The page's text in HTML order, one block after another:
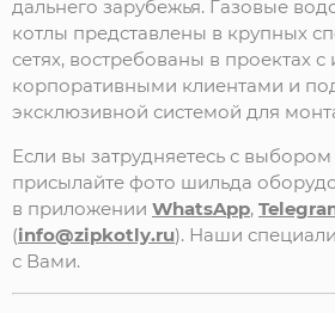
дальнего зарубежья. Газовые
котлы представлены в крупных
сетях, востребованы в проектах с
корпоративными клиентами и
эксклюзивной системой для
Если вы затрудняетесь с
присылайте фото шильда
в приложении WhatsApp,
(info@zipkotly.ru). Наши
с Вами.